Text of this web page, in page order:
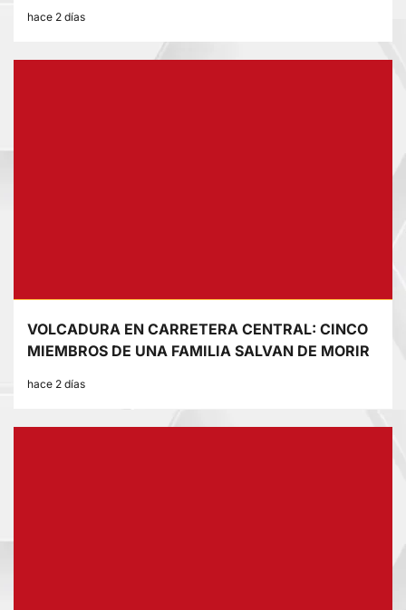
hace 2 días
VOLCADURA EN CARRETERA CENTRAL: CINCO
MIEMBROS DE UNA FAMILIA SALVAN DE MORIR
hace 2 días